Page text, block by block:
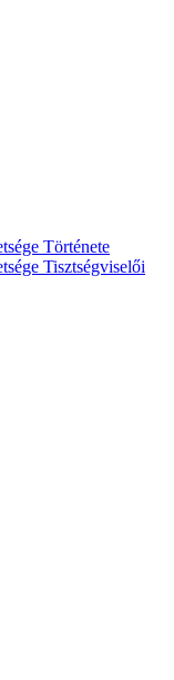
Története
Tisztségviselői